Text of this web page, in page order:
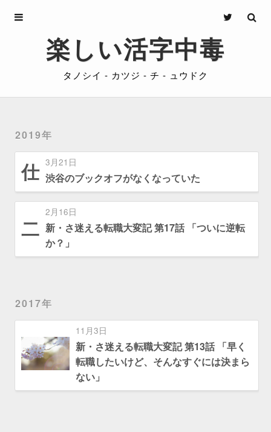
楽しい活字中毒
タノシイ - カツジ - チ - ュウドク
2019年
仕 3月21日
渋谷のブックオフがなくなっていた
二
2月16日
新・さ迷える転職大変記 第17話 「ついに逆転
か？」
2017年
11月3日
新・さ迷える転職大変記 第13話 「早く
転職したいけど、そんなすぐには決まら
ない」
Archives